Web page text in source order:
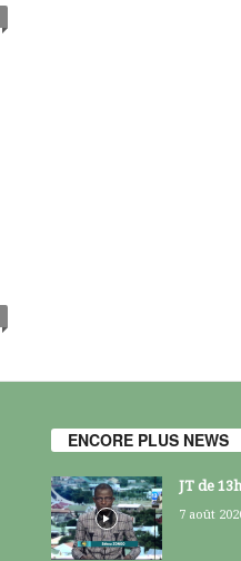
ENCORE PLUS NEWS
JT de
7 août